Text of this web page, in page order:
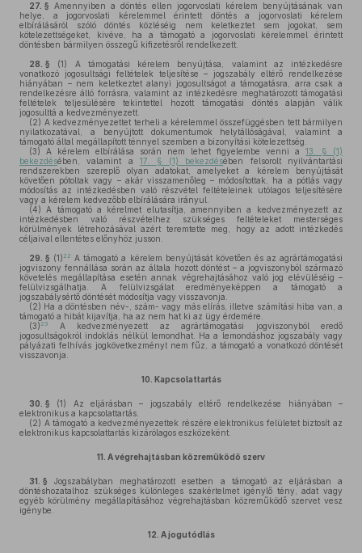
27. § Amennyiben a döntés ellen jogorvoslati kérelem benyújtásának van
helye, a jogorvoslati kérelemmel érintett döntés a jogorvoslati kérelem
elbírálásáról szóló döntés közléséig nem keletkeztet sem jogokat, sem
kötelezettségeket, kivéve, ha a támogató a jogorvoslati kérelemmel érintett
döntésben bármilyen összegű kifizetésről rendelkezett.
28. § (1)
A támogatási kérelem benyújtása, valamint az intézkedésre
vonatkozó jogosultsági feltételek teljesítése – jogszabály eltérő rendelkezése
hiányában – nem keletkeztet alanyi jogosultságot a támogatásra, arra csak a
rendelkezésre álló forrásra, valamint az intézkedésre meghatározott támogatási
feltételek teljesülésére tekintettel hozott támogatási döntés alapján válik
jogosulttá a kedvezményezett.
(2) A kedvezményezettet terheli a kérelemmel összefüggésben tett bármilyen
nyilatkozatával, a benyújtott dokumentumok helytállóságával, valamint a
támogató által megállapított ténnyel szemben a bizonyítási kötelezettség.
(3) A kérelem elbírálása során nem lehet figyelembe venni a 13. § (1)
bekezdésében, valamint a17. § (1) bekezdésében felsorolt nyilvántartási
rendszerekben szereplő olyan adatokat, amelyeket a kérelem benyújtását
követően pótoltak vagy – akár visszamenőleg – módosítottak, ha a pótlás vagy
módosítás az intézkedésben való részvétel feltételeinek utólagos teljesítésére
vagy a kérelem kedvezőbb elbírálására irányul.
(4) A támogató a kérelmet elutasítja, amennyiben a kedvezményezett az
intézkedésben való részvételhez szükséges feltételeket mesterséges
körülmények létrehozásával azért teremtette meg, hogy az adott intézkedés
céljaival ellentétes előnyhöz jusson.
29. § (1) 22 A támogató a kérelem benyújtását követően és az agrártámogatási
jogviszony fennállása során az általa hozott döntést – a jogviszonyból származó
követelés megállapítása esetén annak végrehajtásához való jog elévüléséig –
felülvizsgálhatja. A felülvizsgálat eredményeképpen a támogató a
jogszabálysértő döntését módosítja vagy visszavonja.
(2) Ha a döntésben név-, szám- vagy más elírás, illetve számítási hiba van, a
támogató a hibát kijavítja, ha az nem hat ki az ügy érdemére.
(3) 23
A kedvezményezett az agrártámogatási jogviszonyból eredő
jogosultságokról indoklás nélkül lemondhat. Ha a lemondáshoz jogszabály vagy
pályázati felhívás jogkövetkezményt nem fűz, a támogató a vonatkozó döntését
visszavonja.
10. Kapcsolattartás
30. § (1)
Az eljárásban – jogszabály eltérő rendelkezése hiányában –
elektronikus a kapcsolattartás.
(2) A támogató a kedvezményezettek részére elektronikus felületet biztosít az
elektronikus kapcsolattartás kizárólagos eszközeként.
11. A végrehajtásban közreműködő szerv
31. § Jogszabályban meghatározott esetben a támogató az eljárásban a
döntéshozatalhoz szükséges különleges szakértelmet igénylő tény, adat vagy
egyéb körülmény megállapításához végrehajtásban közreműködő szervet vesz
igénybe.
12. A jogutódlás